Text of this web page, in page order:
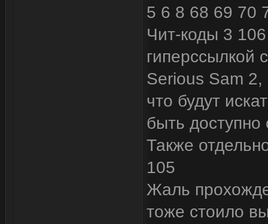
5 6 8 68 69 70
Чит-коды 3
гиперссылкой
Serious Sam 2,
что будут
быть доступно
Также
105
Жаль
тоже стоило